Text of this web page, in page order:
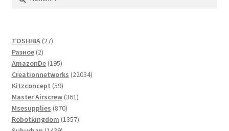
TOSHIBA 2727
Разное 22
товара
AmazonDe 195195
товаров
Creationnetworks 2203422034
Kitzconcept 5959
товаров
Master Airscrew 361361
Msesupplies 870870
товаров
Robotkingdom 13571357